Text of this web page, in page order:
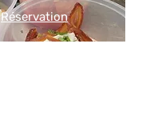
Réservation